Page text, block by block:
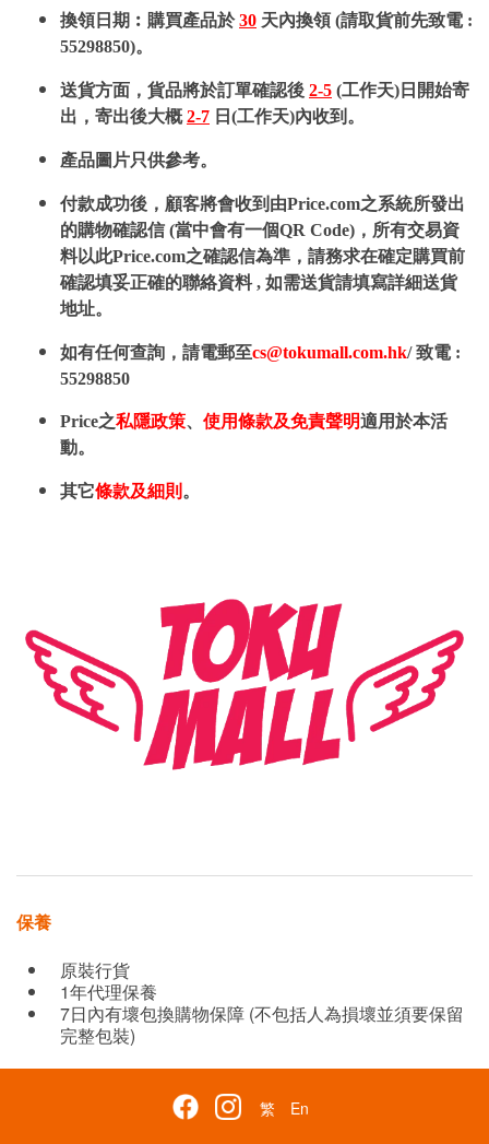
換領日期︰購買產品於30 天內換領 (請取貨前先致電 :
55298850)。
送貨方面，貨品將於訂單確認後 2-5 (工作天)日開始寄
出，寄出後大概2-7 日(工作天)內收到。
產品圖片只供參考。
付款成功後，顧客將會收到由Price.com之系統所發出
的購物確認信 (當中會有一個QR Code)，所有交易資
料以此Price.com之確認信為準，請務求在確定購買前
確認填妥正確的聯絡資料 , 如需送貨請填寫詳細送貨
地址。
如有任何查詢，請電郵至cs@tokumall.com.hk/ 致電 :
55298850
Price之私隱政策、 使用條款及免責聲明適用於本活
動。
其它條款及細則 。
保養
原裝行貨
1年代理保養
7日內有壞包換購物保障 (不包括人為損壞並須要保留
完整包裝)
繁
En